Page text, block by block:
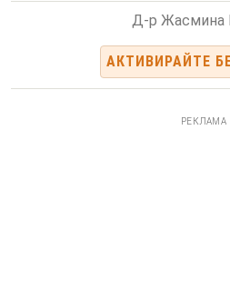
Д-р Жасмина
АКТИВИРАЙТЕ
РЕКЛАМА